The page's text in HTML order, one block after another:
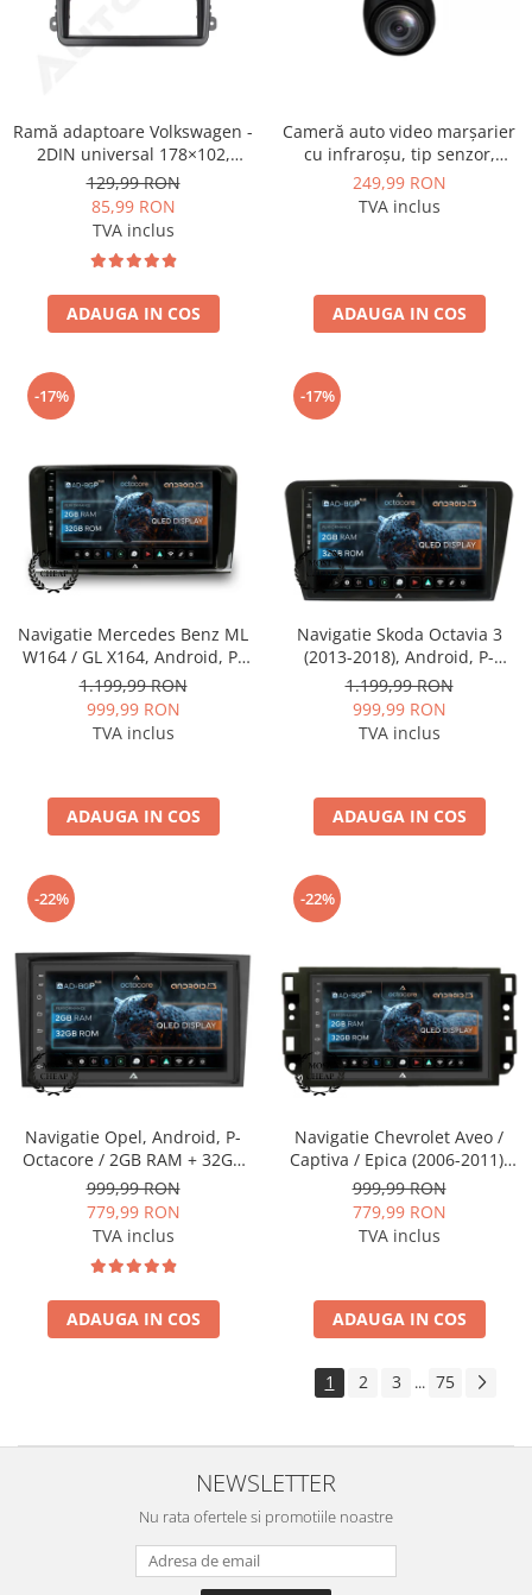
Ramă adaptoare Volkswagen -
2DIN universal 178×102,
montaj dedicat
129,99 RON
85,99 RON
TVA inclus
ADAUGA IN COS
Cameră auto video marșarier
cu infraroșu, tip senzor,
rezoluție 1280x720P, unghi
deschis 140° - AD-BGCM4
249,99 RON
TVA inclus
ADAUGA IN COS
-17%
Navigatie Mercedes Benz ML
W164 / GL X164, Android, P-
Octacore / 2GB RAM + 32GB
ROM, 9 Inch - AD-
BGP9002+AD-BGRKIT405
1.199,99 RON
999,99 RON
TVA inclus
ADAUGA IN COS
-17%
Navigatie Skoda Octavia 3
(2013-2018), Android, P-
Octacore / 2GB RAM + 32GB
ROM, 10.1 Inch - AD-
BGP10002+AD-BGRKIT026
1.199,99 RON
999,99 RON
TVA inclus
ADAUGA IN COS
-22%
Navigatie Opel, Android, P-
Octacore / 2GB RAM + 32GB
ROM, 7 Inch - AD-
BGP1002+AD-BGROP002
999,99 RON
779,99 RON
TVA inclus
ADAUGA IN COS
-22%
Navigatie Chevrolet Aveo /
Captiva / Epica (2006-2011),
Android, P-Octacore / 2GB
RAM + 32GB ROM, 7 Inch -
AD-BGP1002+AD-
BGRCH0092DIN
999,99 RON
779,99 RON
TVA inclus
ADAUGA IN COS
1 2 3 ... 75
NEWSLETTER
Nu rata ofertele si promotiile noastre